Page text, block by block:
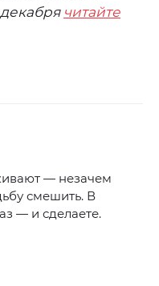
декабря читайте
— незачем
смешить. В
— и сделаете.